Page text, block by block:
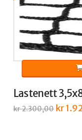
Lastenett
kr2.300,00
pris
kr